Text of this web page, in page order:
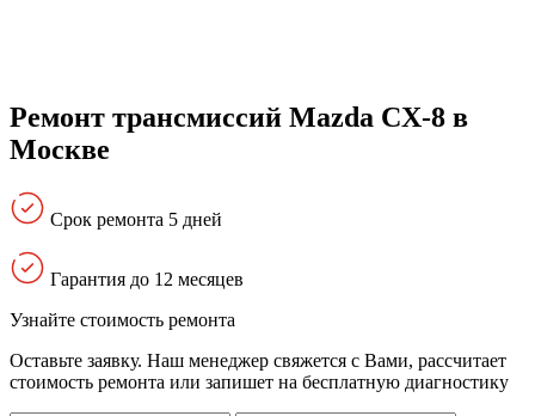
Ремонт трансмиссий Mazda CX-8 в
Москве
Срок ремонта 5 дней
Гарантия до 12 месяцев
Узнайте стоимость ремонта
Оставьте заявку. Наш менеджер свяжется с Вами, расcчитает
стоимость ремонта или запишет на бесплатную диагностику